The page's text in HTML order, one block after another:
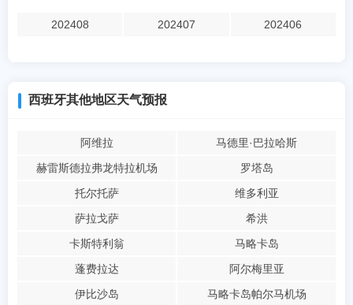
202408 202407 202406
西班牙其他地区天气预报
阿维拉
马德里·巴拉哈斯
赫雷斯德拉弗龙特拉机场
罗塔岛
托尔托萨
维多利亚
萨拉戈萨
希洪
卡斯特利翁
马略卡岛
蓬费拉达
阿尔梅里亚
伊比沙岛
马略卡岛帕尔马机场